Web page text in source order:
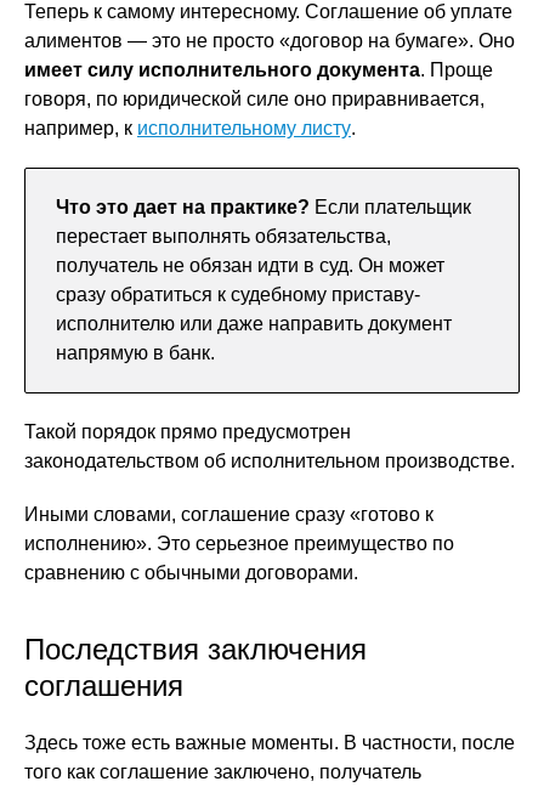
Теперь к самому интересному. Соглашение об уплате
алиментов — это не просто «договор на бумаге». Оно
имеет силу исполнительного документа. Проще
говоря, по юридической силе оно приравнивается,
например, к исполнительному листу.
Что это дает на практике? Если плательщик
перестает выполнять обязательства,
получатель не обязан идти в суд. Он может
сразу обратиться к судебному приставу-
исполнителю или даже направить документ
напрямую в банк.
Такой порядок прямо предусмотрен
законодательством об исполнительном производстве.
Иными словами, соглашение сразу «готово к
исполнению». Это серьезное преимущество по
сравнению с обычными договорами.
Последствия заключения
соглашения
Здесь тоже есть важные моменты. В частности, после
того как соглашение заключено, получатель